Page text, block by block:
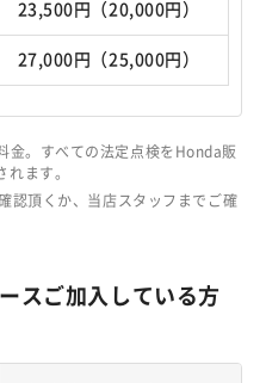
23,500円（20,000円）
27,000円（25,000円）
金。すべての法定点検をHonda販
れます。
認頂くか、当店スタッフまでご確
スご加入している方